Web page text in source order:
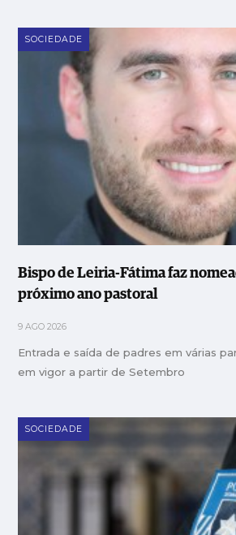
SOCIEDADE
Bispo de Leiria-Fátima faz
próximo ano pastoral
9 AGO 2026
Entrada e saída de padres em várias
em vigor a partir de Setembro
SOCIEDADE